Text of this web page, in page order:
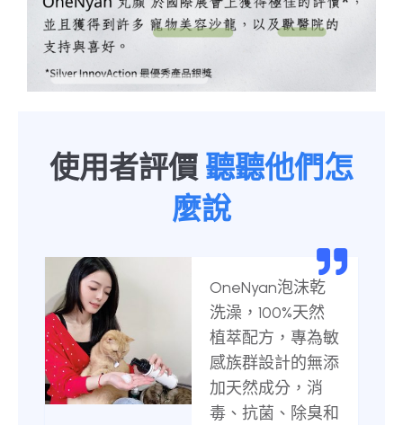
使用者評價 聽聽他們怎
麼說
OneNyan泡沫乾
洗澡，100%天然
植萃配方，專為敏
感族群設計的無添
加天然成分，消
毒、抗菌、除臭和